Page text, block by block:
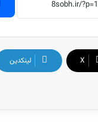
X لینکدین